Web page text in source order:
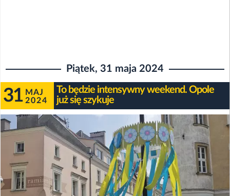
Piątek, 31 maja 2024
31 MAJ
2024
To będzie intensywny weekend. Opole
już się szykuje